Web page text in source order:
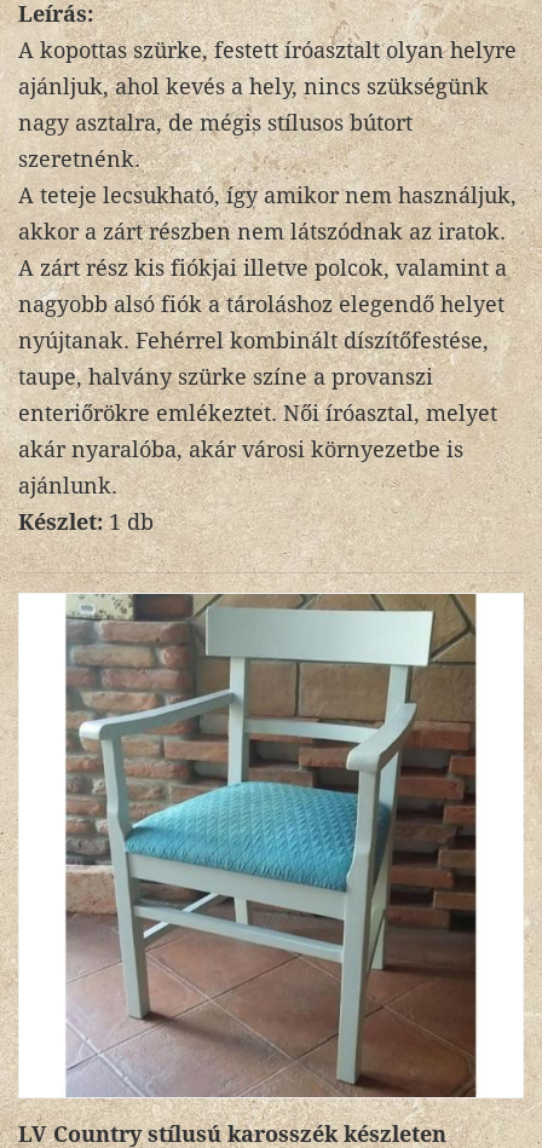
Leírás:
A kopottas szürke, festett íróasztalt olyan helyre
ajánljuk, ahol kevés a hely, nincs szükségünk
nagy asztalra, de mégis stílusos bútort
szeretnénk.
A teteje lecsukható, így amikor nem használjuk,
akkor a zárt részben nem látszódnak az iratok.
A zárt rész kis fiókjai illetve polcok, valamint a
nagyobb alsó fiók a tároláshoz elegendő helyet
nyújtanak. Fehérrel kombinált díszítőfestése,
taupe, halvány szürke színe a provanszi
enteriőrökre emlékeztet. Női íróasztal, melyet
akár nyaralóba, akár városi környezetbe is
ajánlunk.
Készlet:1 db
LV Country stílusú karosszék készleten